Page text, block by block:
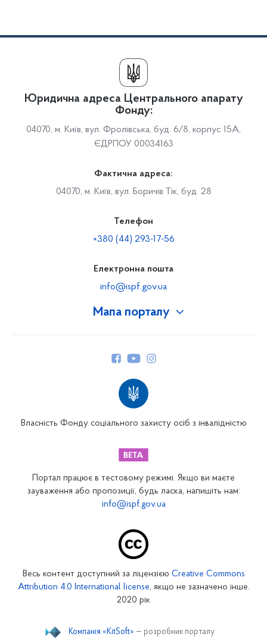
Мапа порталу
Закарпатське відділення
Запорізьке відділення
Кіровоградське відділення
Миколаївське відділення
Юридична адреса Центрального апарату
Фонду:
04070, м. Київ, вул. Фролівська, буд. 6/8, корпус 15А,
ЄДРПОУ 00034163
Фактична адреса:
04070, м. Київ, вул. Боричів Тік, буд. 28
Телефон
+380 (44) 293-17-56
Електронна пошта
info@ispf.gov.ua
Власність Фонду соціального захисту осіб з інвалідністю
Портал працює в тестовому режимі. Якщо ви маєте
зауваження або пропозиції, будь ласка, напишіть нам:
info@ispf.gov.ua
Весь контент доступний за ліцензією Creative Commons
Attribution 4.0 International license, якщо не зазначено інше.
2020 рік
Компанія «KitSoft» — розробник порталу